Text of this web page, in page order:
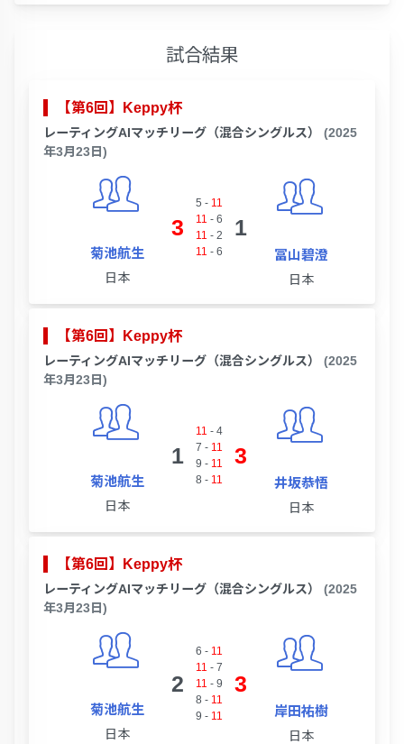
試合結果
【第6回】Keppy杯
レーティングAIマッチリーグ（混合シングルス）
(2025
年3月23日)
菊池航生
日本
3
5 - 11
11 - 6
11 - 2
11 - 6
1
冨山碧澄
日本
【第6回】Keppy杯
レーティングAIマッチリーグ（混合シングルス）
(2025
年3月23日)
菊池航生
日本
1
11 - 4
7 - 11
9 - 11
8 - 11
3
井坂恭悟
日本
【第6回】Keppy杯
レーティングAIマッチリーグ（混合シングルス）
(2025
年3月23日)
菊池航生
日本
2
6 - 11
11 - 7
11 - 9
8 - 11
9 - 11
3
岸田祐樹
日本